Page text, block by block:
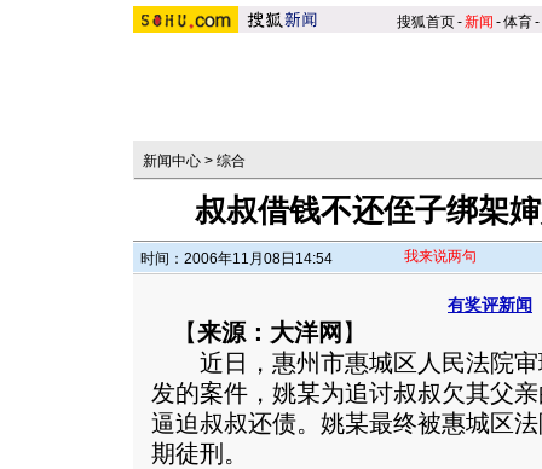
搜狐首页-新闻 -体育-
新闻中心 > 综合
叔叔借钱不还侄子绑架
时间：2006年11月08日14:54 我来说两句
有奖评新闻
【来源：大洋网 】
近日，惠州市惠城区人民法院审
发的案件，姚某为追讨叔叔欠其父
逼迫叔叔还债。姚某最终被惠城区
期徒刑。